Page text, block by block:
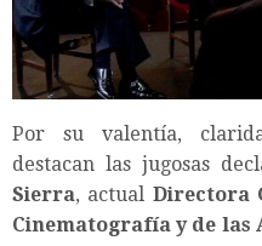
Por su valentía,
destacan las jugosas
Sierra, actual Directora
Cinematografía y de las